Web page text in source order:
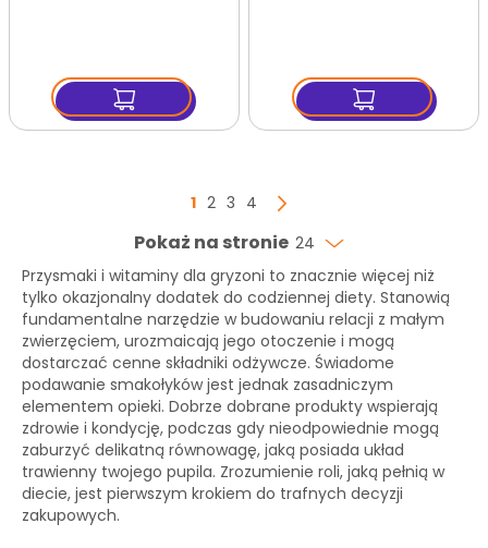
Strona
Aktualnie czytasz stronę
1 Strona
2 Strona
3 Strona
4
Pokaż na stronie 24
Przysmaki i witaminy dla gryzoni to znacznie więcej niż
tylko okazjonalny dodatek do codziennej diety. Stanowią
fundamentalne narzędzie w budowaniu relacji z małym
zwierzęciem, urozmaicają jego otoczenie i mogą
dostarczać cenne składniki odżywcze. Świadome
podawanie smakołyków jest jednak zasadniczym
elementem opieki. Dobrze dobrane produkty wspierają
zdrowie i kondycję, podczas gdy nieodpowiednie mogą
zaburzyć delikatną równowagę, jaką posiada układ
trawienny twojego pupila. Zrozumienie roli, jaką pełnią w
diecie, jest pierwszym krokiem do trafnych decyzji
zakupowych.